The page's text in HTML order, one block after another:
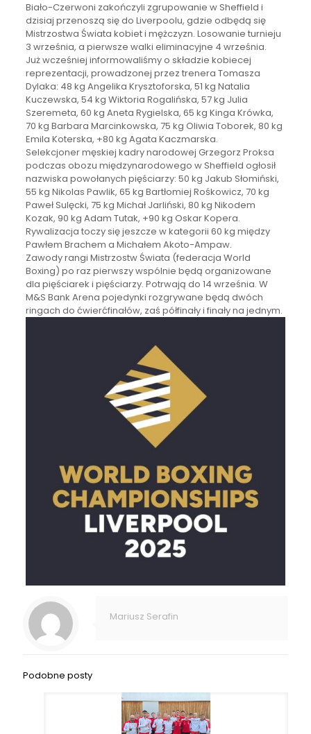
Biało-Czerwoni zakończyli zgrupowanie w Sheffield i
dzisiaj przenoszą się do Liverpoolu, gdzie odbędą się
Mistrzostwa Świata kobiet i mężczyzn. Losowanie turnieju
3 września, a pierwsze walki eliminacyjne 4 września.
Już wcześniej informowaliśmy o składzie kobiecej
reprezentacji, prowadzonej przez trenera Tomasza
Dylaka: 48 kg Angelika Krysztoforska, 51 kg Natalia
Kuczewska, 54 kg Wiktoria Rogalińska, 57 kg Julia
Szeremeta, 60 kg Aneta Rygielska, 65 kg Kinga Krówka,
70 kg Barbara Marcinkowska, 75 kg Oliwia Toborek, 80 kg
Emila Koterska, +80 kg Agata Kaczmarska.
Selekcjoner męskiej kadry narodowej Grzegorz Proksa
podczas obozu międzynarodowego w Sheffield ogłosił
nazwiska powołanych pięściarzy: 50 kg Jakub Słomiński,
55 kg Nikolas Pawlik, 65 kg Bartłomiej Rośkowicz, 70 kg
Paweł Sulęcki, 75 kg Michał Jarliński, 80 kg Nikodem
Kozak, 90 kg Adam Tutak, +90 kg Oskar Kopera.
Rywalizacja toczy się jeszcze w kategorii 60 kg między
Pawłem Brachem a Michałem Akoto-Ampaw.
Zawody rangi Mistrzostw Świata (federacja World
Boxing) po raz pierwszy wspólnie będą organizowane
dla pięściarek i pięściarzy. Potrwają do 14 września. W
M&S Bank Arena pojedynki rozgrywane będą dwóch
ringach do ćwierćfinałów, zaś półfinały i finały na jednym.
Mariusz Serafin
Podobne posty